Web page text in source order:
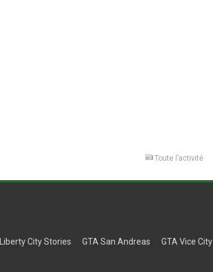
Toute l’activité
Liberty City Stories GTA San Andreas GTA Vice City